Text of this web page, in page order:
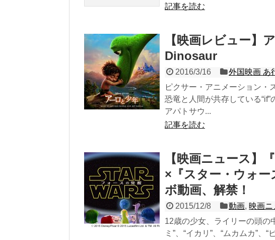
記事を読む
【映画レビュー】
Dinosaur
2016/3/16 外国映画 あ
ピクサー・アニメーション・
恐竜と人間が共存している“if”
アパトサウ...
記事を読む
【映画ニュース】
×『スター・ウォー
ボ動画、解禁！
2015/12/8 動画, 映画ニ
12︎歳の少女、ライリーの頭の
ミ”、“イカリ”、“ムカムカ”、